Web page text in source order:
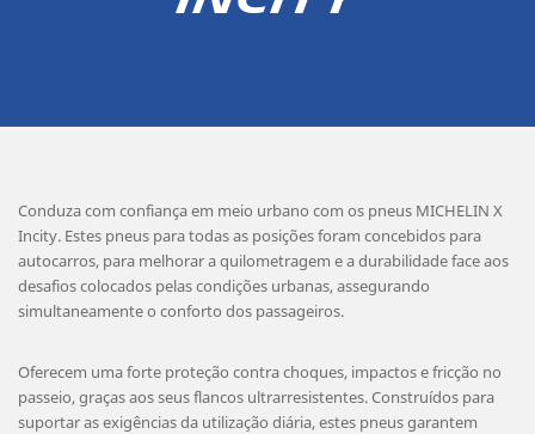
Conduza com confiança em meio urbano com os pneus MICHELIN X
Incity. Estes pneus para todas as posições foram concebidos para
autocarros, para melhorar a quilometragem e a durabilidade face aos
desafios colocados pelas condições urbanas, assegurando
simultaneamente o conforto dos passageiros.
Oferecem uma forte proteção contra choques, impactos e fricção no
passeio, graças aos seus flancos ultrarresistentes. Construídos para
suportar as exigências da utilização diária, estes pneus garantem